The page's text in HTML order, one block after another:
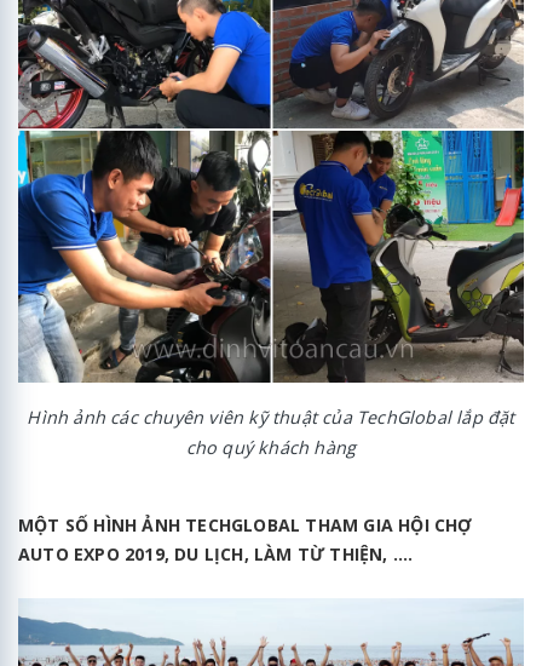
Hình ảnh các chuyên viên kỹ thuật của TechGlobal lắp đặt
cho quý khách hàng
MỘT SỐ HÌNH ẢNH TECHGLOBAL THAM GIA HỘI CHỢ
AUTO EXPO 2019, DU LỊCH, LÀM TỪ THIỆN, ....